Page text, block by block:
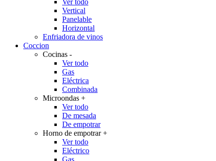
Ver todo
Vertical
Panelable
Horizontal
Enfriadora de vinos
Coccion
Cocinas -
Ver todo
Gas
Eléctrica
Combinada
Microondas +
Ver todo
De mesada
De empotrar
Horno de empotrar+
Ver todo
Eléctrico
Gas